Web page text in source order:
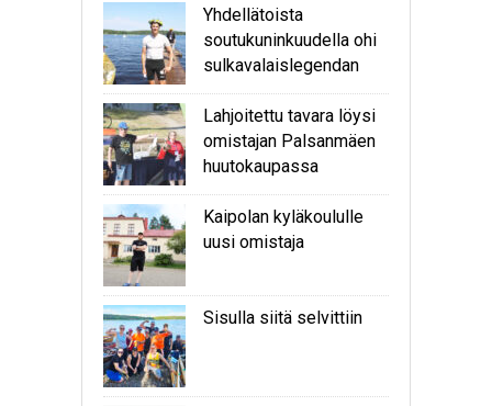
Yhdellätoista
soutukuninkuudella ohi
sulkavalaislegendan
Lahjoitettu tavara löysi
omistajan Palsanmäen
huutokaupassa
Kaipolan kyläkoululle
uusi omistaja
Sisulla siitä selvittiin